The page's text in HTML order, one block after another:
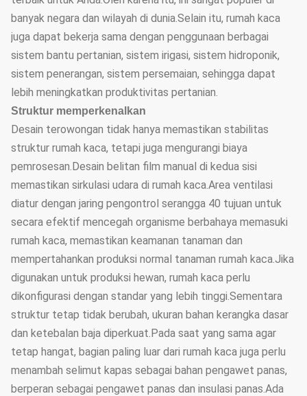
banyak negara dan wilayah di dunia.Selain itu, rumah kaca
juga dapat bekerja sama dengan penggunaan berbagai
sistem bantu pertanian, sistem irigasi, sistem hidroponik,
sistem penerangan, sistem persemaian, sehingga dapat
lebih meningkatkan produktivitas pertanian.
Struktur memperkenalkan
Desain terowongan tidak hanya memastikan stabilitas
struktur rumah kaca, tetapi juga mengurangi biaya
pemrosesan.Desain belitan film manual di kedua sisi
memastikan sirkulasi udara di rumah kaca.Area ventilasi
diatur dengan jaring pengontrol serangga 40 tujuan untuk
secara efektif mencegah organisme berbahaya memasuki
rumah kaca, memastikan keamanan tanaman dan
mempertahankan produksi normal tanaman rumah kaca.Jika
digunakan untuk produksi hewan, rumah kaca perlu
dikonfigurasi dengan standar yang lebih tinggi.Sementara
struktur tetap tidak berubah, ukuran bahan kerangka dasar
dan ketebalan baja diperkuat.Pada saat yang sama agar
tetap hangat, bagian paling luar dari rumah kaca juga perlu
menambah selimut kapas sebagai bahan pengawet panas,
berperan sebagai pengawet panas dan insulasi panas.Ada